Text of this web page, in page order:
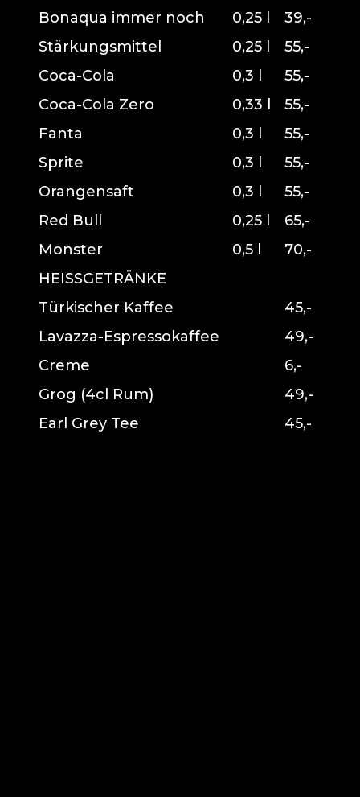
Bonaqua immer noch
0,25 l
39,-
Stärkungsmittel
0,25 l
55,-
Coca-Cola
0,3 l
55,-
Coca-Cola Zero
0,33 l
55,-
Fanta
0,3 l
55,-
Sprite
0,3 l
55,-
Orangensaft
0,3 l
55,-
Red Bull
0,25 l
65,-
Monster
0,5 l
70,-
HEISSGETRÄNKE
Türkischer Kaffee
45,-
Lavazza-Espressokaffee
49,-
Creme
6,-
Grog (4cl Rum)
49,-
Earl Grey Tee
45,-